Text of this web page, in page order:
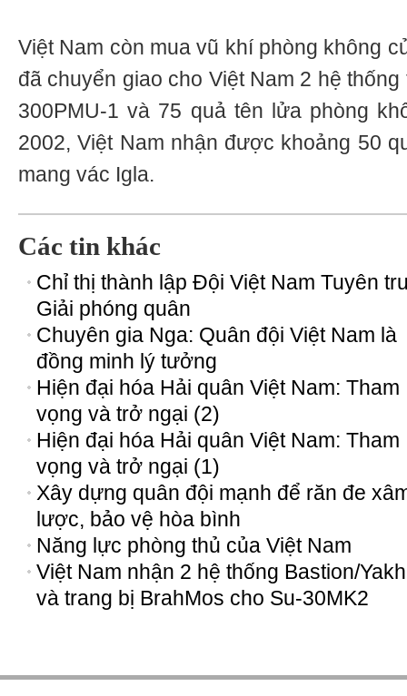
Việt Nam còn mua vũ khí phòng không
đã chuyển giao cho Việt Nam 2 hệ
300PMU-1 và 75 quả tên lửa phòng
2002, Việt Nam nhận được khoảng 50
mang vác Igla.
Các tin khác
Chỉ thị thành lập Đội Việt Nam Tuyên
Giải phóng quân
Chuyên gia Nga: Quân đội Việt Nam là
đồng minh lý tưởng
Hiện đại hóa Hải quân Việt Nam: Tham
vọng và trở ngại (2)
Hiện đại hóa Hải quân Việt Nam: Tham
vọng và trở ngại (1)
Xây dựng quân đội mạnh để răn đe
lược, bảo vệ hòa bình
Năng lực phòng thủ của Việt Nam
Việt Nam nhận 2 hệ thống Bastion/
và trang bị BrahMos cho Su-30MK2